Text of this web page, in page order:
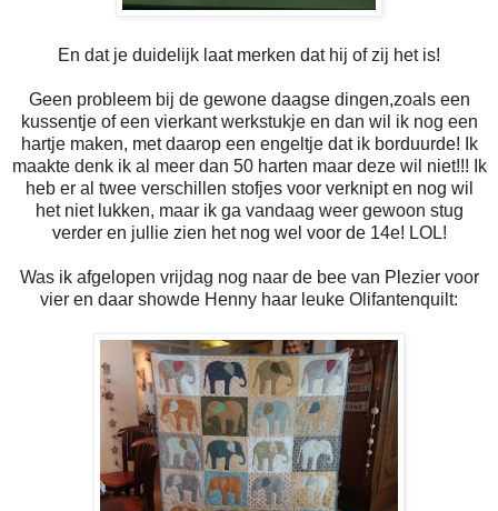
En dat je duidelijk laat merken dat hij of zij het is!
Geen probleem bij de gewone daagse dingen,zoals een
kussentje of een vierkant werkstukje en dan wil ik nog een
hartje maken, met daarop een engeltje dat ik borduurde! Ik
maakte denk ik al meer dan 50 harten maar deze wil niet!!! Ik
heb er al twee verschillen stofjes voor verknipt en nog wil
het niet lukken, maar ik ga vandaag weer gewoon stug
verder en jullie zien het nog wel voor de 14e! LOL!
Was ik afgelopen vrijdag nog naar de bee van Plezier voor
vier en daar showde Henny haar leuke Olifantenquilt: